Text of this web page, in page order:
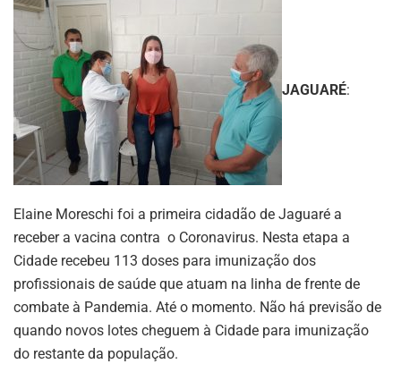
JAGUARÉ:
Elaine Moreschi foi a primeira cidadão de Jaguaré a
receber a vacina contra o Coronavirus. Nesta etapa a
Cidade recebeu 113 doses para imunização dos
profissionais de saúde que atuam na linha de frente de
combate à Pandemia. Até o momento. Não há previsão de
quando novos lotes cheguem à Cidade para imunização
do restante da população.